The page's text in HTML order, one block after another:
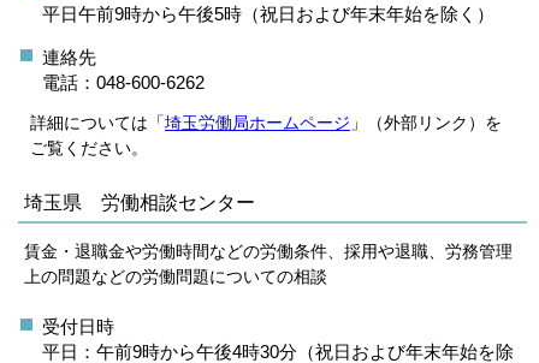
平日午前9時から午後5時（祝日および年末年始を除く）
連絡先
電話：048-600-6262
詳細については「埼玉労働局ホームページ 」（外部リンク）を
ご覧ください。
埼玉県 労働相談センター
賃金・退職金や労働時間などの労働条件、採用や退職、労務管理
上の問題などの労働問題についての相談
受付日時
平日：午前9時から午後4時30分（祝日および年末年始を除